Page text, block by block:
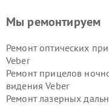
Мы ремонтируем
Ремонт оптических
Veber
Ремонт прицелов
видения Veber
Ремонт лазерных